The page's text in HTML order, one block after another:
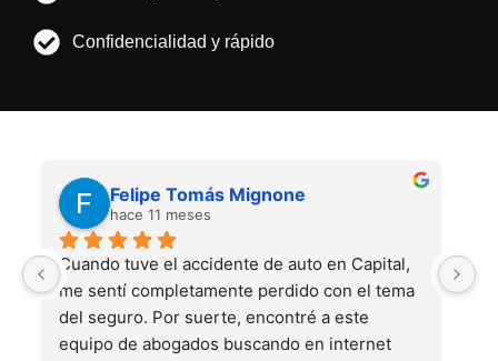
Confidencialidad y rápido
Juan Pedro Basile
hace 11 meses
El mes pasado tuve un accidente de tránsito
en CABA. Me ayudaron a gestionar todo el
reclamo, ellos se ocuparon de todo. Muy
recomendable